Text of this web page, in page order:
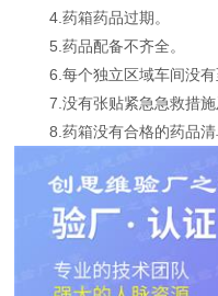
4.药箱药品过期。
5.药品配备不齐全。
6.每个独立区域车间没有
7.没有张贴紧急急救措施
8.药箱没有合格的药品清